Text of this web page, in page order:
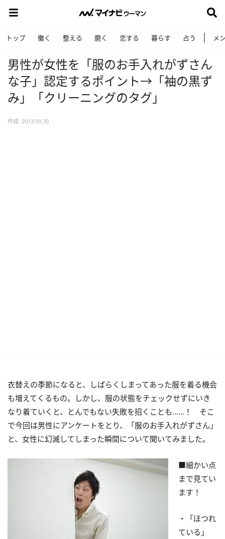
トップ 働く 整える 磨く 恋する 暮らす 占う メ
男性が女性を「服のお手入れがずさん
な子」認定するポイント→「袖の黒ず
み」「クリーニングのタグ」
作成: 2013.09.30
衣替えの季節になると、しばらくしまってあった服を着る機会
も増えてくるもの。しかし、服の状態をチェックせずにいき
なり着ていくと、とんでもない失敗を招くことも……！ そこ
で今回は男性にアンケートをとり、「服のお手入れがずさん」
と、女性に幻滅してしまった瞬間について聞いてみました。
■細かい点
まで見てい
ます！
・「ほつれ
ている」